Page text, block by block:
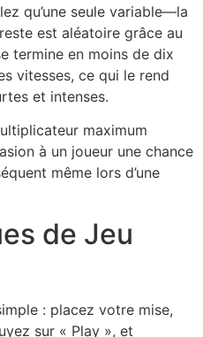
qu’une seule variable—la
est aléatoire grâce au
termine en moins de dix
vitesses, ce qui le rend
et intenses.
maximum
à un joueur une chance
même lors d’une
de Jeu
: placez votre mise,
sur « Play », et